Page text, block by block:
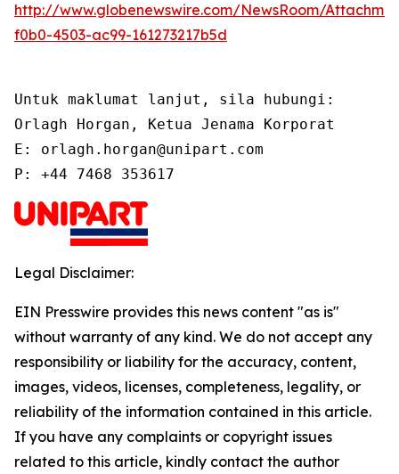
http://www.globenewswire.com/NewsRoom/
f0b0-4503-ac99-161273217b5d
Untuk maklumat lanjut, sila hubungi:
Orlagh Horgan, Ketua Jenama Korporat
E: orlagh.horgan@unipart.com
P: +44 7468 353617
Legal Disclaimer:
EIN Presswire provides this news content "as is"
without warranty of any kind. We do not accept any
responsibility or liability for the accuracy, content,
images, videos, licenses, completeness, legality, or
reliability of the information contained in this article.
If you have any complaints or copyright issues
related to this article, kindly contact the author